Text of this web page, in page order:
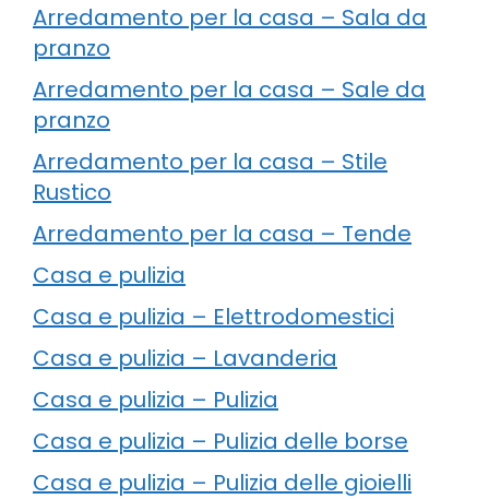
Arredamento per la casa – Sala da
pranzo
Arredamento per la casa – Sale da
pranzo
Arredamento per la casa – Stile
Rustico
Arredamento per la casa – Tende
Casa e pulizia
Casa e pulizia – Elettrodomestici
Casa e pulizia – Lavanderia
Casa e pulizia – Pulizia
Casa e pulizia – Pulizia delle borse
Casa e pulizia – Pulizia delle gioielli